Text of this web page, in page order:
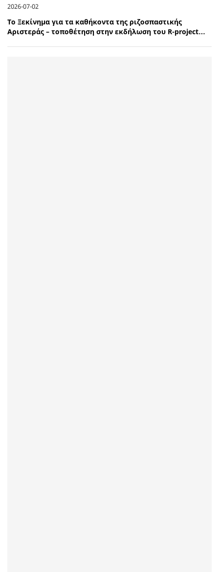
2026-07-02
Το Ξεκίνημα για τα καθήκοντα της ριζοσπαστικής
Αριστεράς – τοποθέτηση στην εκδήλωση του R-project…